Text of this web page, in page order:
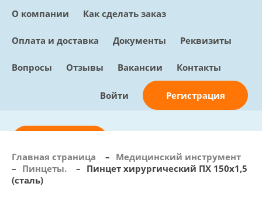
О компании Как сделать заказ
Оплата и доставка Документы Реквизиты
Вопросы Отзывы Вакансии Контакты
Войти Регистрация
info@sunmed.ru
Главная страница – Медицинский инструмент
– Пинцеты. – Пинцет хирургический ПХ 150х1,5
(сталь)